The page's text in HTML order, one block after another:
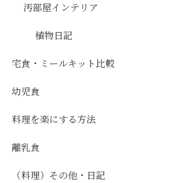
汚部屋インテリア
植物日記
宅食・ミールキット比較
幼児食
料理を楽にする方法
離乳食
（料理）その他・日記